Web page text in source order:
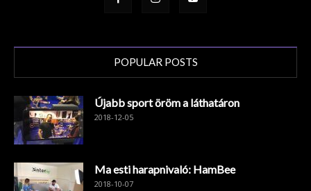
POPULAR POSTS
Újabb sport öröm a láthatáron
2018-12-05
Ma esti harapnivaló: HamBee
2018-10-07